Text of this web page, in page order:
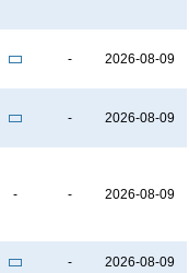
- 2026-08-09
- 2026-08-09
- - 2026-08-09
- 2026-08-09